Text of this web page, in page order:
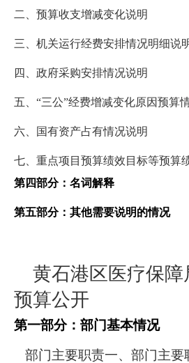
二、 预算收支增减变化说明
三、机关运行经费安排情况明细说
四、政府采购安排情况说明
五、 “三公”经费增减变化原因预算
六、国有资产占有情况说明
七、重点项目预算绩效目标等预算
第四部分：名词解释
第五部分：其他需要说明的情况
黄石港区医疗保障
预算公开
第一部分：部门基本情况
部门主要职责一、部门主要